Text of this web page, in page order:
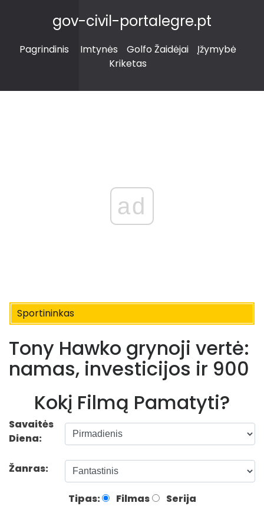
gov-civil-portalegre.pt
Pagrindinis Imtynės Golfo Žaidėjai
Įžymybė
Kriketas
ad
Sportininkas
Tony Hawko grynoji vertė:
namas, investicijos ir 900
Kokį Filmą Pamatyti?
Savaitės
Diena:
Žanras:
Tipas: Filmas Serija